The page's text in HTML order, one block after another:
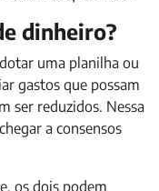
dinheiro?
uma planilha ou
gastos que possam
ser reduzidos. Nessa
a consensos
os dois podem